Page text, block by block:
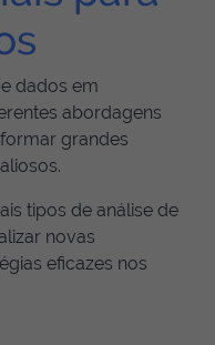
dados em
abordagens
grandes
tipos de análise de
novas
eficazes nos